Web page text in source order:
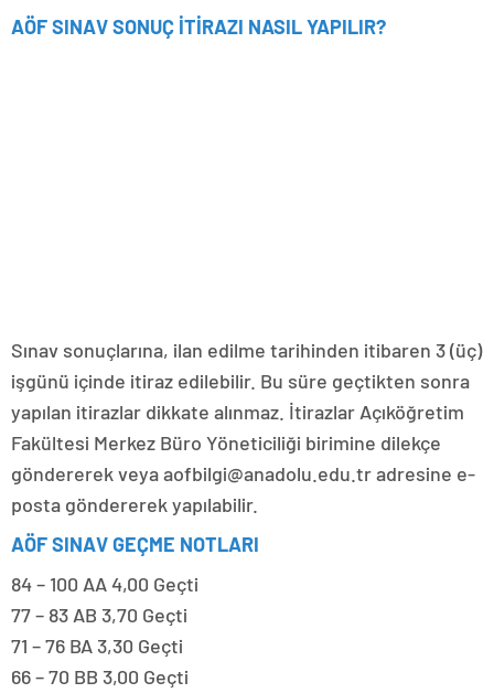
AÖF SINAV SONUÇ İTİRAZI NASIL YAPILIR?
Sınav sonuçlarına, ilan edilme tarihinden itibaren 3 (üç)
işgünü içinde itiraz edilebilir. Bu süre geçtikten sonra
yapılan itirazlar dikkate alınmaz. İtirazlar Açıköğretim
Fakültesi Merkez Büro Yöneticiliği birimine dilekçe
göndererek veya aofbilgi@anadolu.edu.tr adresine e-
posta göndererek yapılabilir.
AÖF SINAV GEÇME NOTLARI
84 – 100 AA 4,00 Geçti
77 – 83 AB 3,70 Geçti
71 – 76 BA 3,30 Geçti
66 – 70 BB 3,00 Geçti